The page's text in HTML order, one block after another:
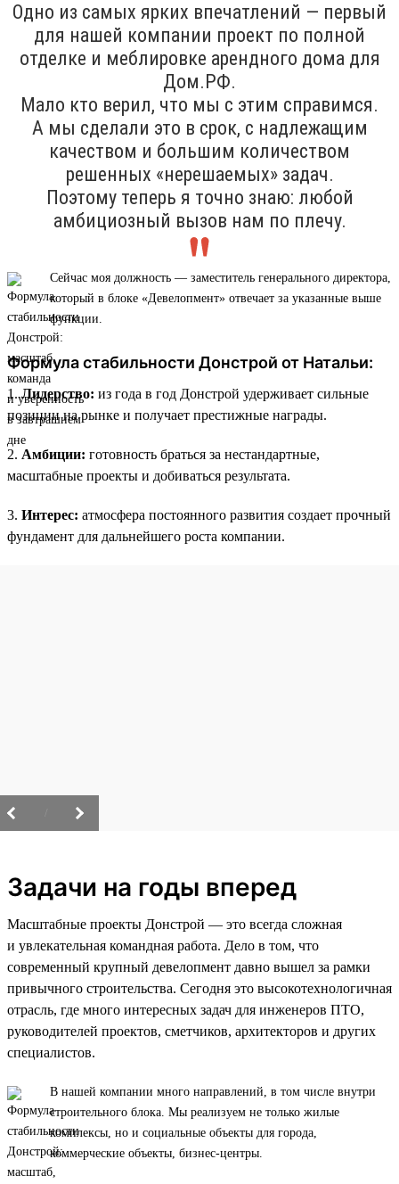
Одно из самых ярких впечатлений — первый
для нашей компании проект по полной
отделке и меблировке арендного дома для
Дом.РФ.
Мало кто верил, что мы с этим справимся.
А мы сделали это в срок, с надлежащим
качеством и большим количеством
решенных «нерешаемых» задач.
Поэтому теперь я точно знаю: любой
амбициозный вызов нам по плечу.
Сейчас моя должность — заместитель генерального директора,
который в блоке «Девелопмент» отвечает за указанные выше
функции.
Формула стабильности Донстрой от Натальи:
1.Лидерство: из года в год Донстрой удерживает сильные
позиции на рынке и получает престижные награды.
2. Амбиции: готовность браться за нестандартные,
масштабные проекты и добиваться результата.
3. Интерес: атмосфера постоянного развития создает прочный
фундамент для дальнейшего роста компании.
Задачи на годы вперед
Масштабные проекты Донстрой — это всегда сложная
и увлекательная командная работа. Дело в том, что
современный крупный девелопмент давно вышел за рамки
привычного строительства. Сегодня это высокотехнологичная
отрасль, где много интересных задач для инженеров ПТО,
руководителей проектов, сметчиков, архитекторов и других
специалистов.
В нашей компании много направлений, в том числе внутри
строительного блока. Мы реализуем не только жилые
комплексы, но и социальные объекты для города,
коммерческие объекты, бизнес-центры.